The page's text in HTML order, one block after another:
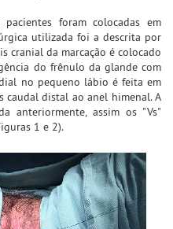
foram colocadas em
utilizada foi a descrita por
cranial da marcação é colocado
do frênulo da glande com
no pequeno lábio é feita em
caudal distal ao anel himenal. A
anteriormente, assim os "Vs"
1 e 2).